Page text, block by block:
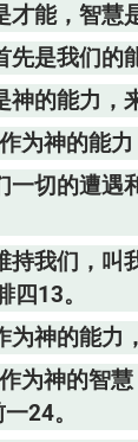
才能，智慧
先是我们的
神的能力，
为神的能
一切的遭遇
持我们，叫
13。
为神的能力
为神的智
24。